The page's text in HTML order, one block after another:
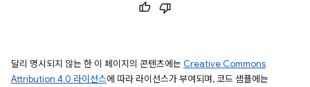
달리 명시되지 않는 한 이 페이지의 콘텐츠에는 Creative Commons
Attribution 4.0 라이선스에 따라 라이선스가 부여되며, 코드 샘플에는